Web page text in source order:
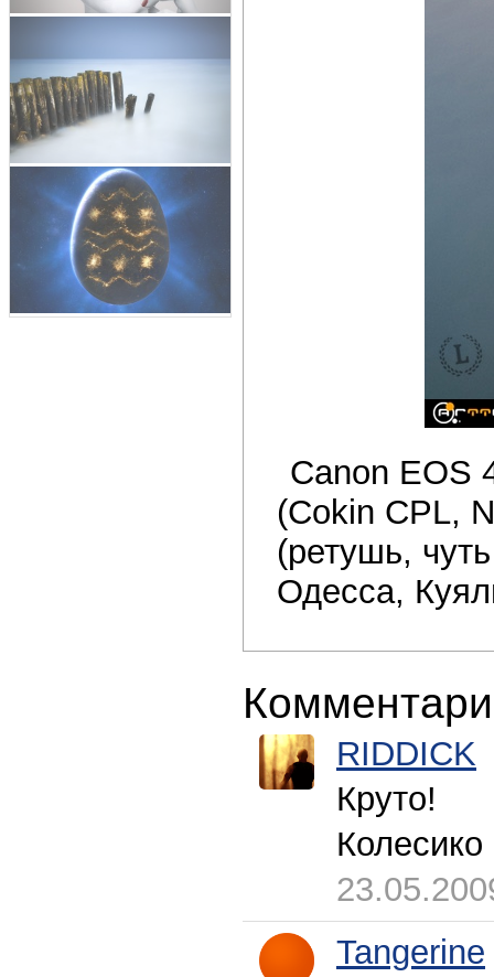
Canon EOS
(Cokin CPL,
(ретушь,
Одесса,
RIDDICK
Круто!
Tangerine